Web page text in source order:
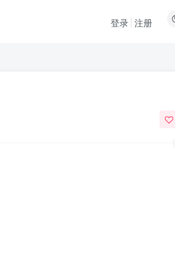
登录 注册